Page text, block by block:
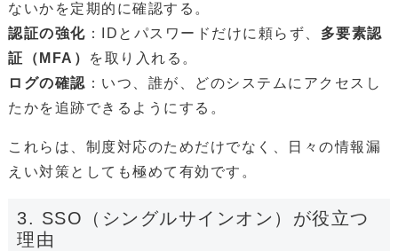
ないかを定期的に確認する。
認証の強化 ：IDとパスワードだけに頼らず、 多要素認
証（MFA）
を取り入れる。
ログの確認 ：いつ、誰が、どのシステムにアクセスし
たかを追跡できるようにする。
これらは、制度対応のためだけでなく、日々の情報漏
えい対策としても極めて有効です。
3. SSO（シングルサインオン）が役立つ
理由